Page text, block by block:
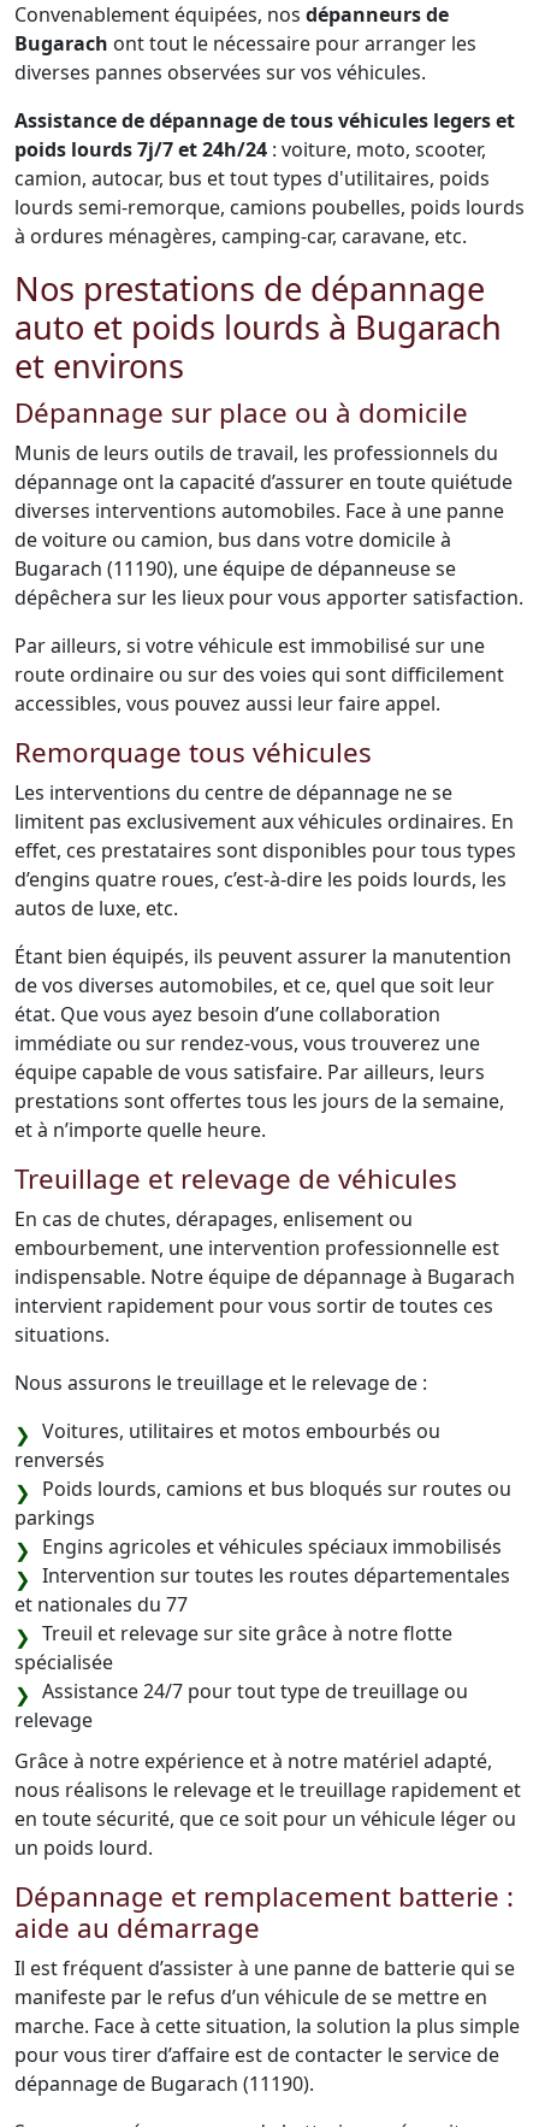
Convenablement équipées, nos dépanneurs de
Bugarach ont tout le nécessaire pour arranger les
diverses pannes observées sur vos véhicules.
Assistance de dépannage de tous véhicules legers et
poids lourds 7j/7 et 24h/24 : voiture, moto, scooter,
camion, autocar, bus et tout types d'utilitaires, poids
lourds semi-remorque, camions poubelles, poids lourds
à ordures ménagères, camping-car, caravane, etc.
Nos prestations de dépannage
auto et poids lourds à Bugarach
et environs
Dépannage sur place ou à domicile
Munis de leurs outils de travail, les professionnels du
dépannage ont la capacité d’assurer en toute quiétude
diverses interventions automobiles. Face à une panne
de voiture ou camion, bus dans votre domicile à
Bugarach (11190), une équipe de dépanneuse se
dépêchera sur les lieux pour vous apporter satisfaction.
Par ailleurs, si votre véhicule est immobilisé sur une
route ordinaire ou sur des voies qui sont difficilement
accessibles, vous pouvez aussi leur faire appel.
Remorquage tous véhicules
Les interventions du centre de dépannage ne se
limitent pas exclusivement aux véhicules ordinaires. En
effet, ces prestataires sont disponibles pour tous types
d’engins quatre roues, c’est-à-dire les poids lourds, les
autos de luxe, etc.
Étant bien équipés, ils peuvent assurer la manutention
de vos diverses automobiles, et ce, quel que soit leur
état. Que vous ayez besoin d’une collaboration
immédiate ou sur rendez-vous, vous trouverez une
équipe capable de vous satisfaire. Par ailleurs, leurs
prestations sont offertes tous les jours de la semaine,
et à n’importe quelle heure.
Treuillage et relevage de véhicules
En cas de chutes, dérapages, enlisement ou
embourbement, une intervention professionnelle est
indispensable. Notre équipe de dépannage à Bugarach
intervient rapidement pour vous sortir de toutes ces
situations.
Nous assurons le treuillage et le relevage de :
Voitures, utilitaires et motos embourbés ou
renversés
Poids lourds, camions et bus bloqués sur routes ou
parkings
Engins agricoles et véhicules spéciaux immobilisés
Intervention sur toutes les routes départementales
et nationales du 77
Treuil et relevage sur site grâce à notre flotte
spécialisée
Assistance 24/7 pour tout type de treuillage ou
relevage
Grâce à notre expérience et à notre matériel adapté,
nous réalisons le relevage et le treuillage rapidement et
en toute sécurité, que ce soit pour un véhicule léger ou
un poids lourd.
Dépannage et remplacement batterie :
aide au démarrage
Il est fréquent d’assister à une panne de batterie qui se
manifeste par le refus d’un véhicule de se mettre en
marche. Face à cette situation, la solution la plus simple
pour vous tirer d’affaire est de contacter le service de
dépannage de Bugarach (11190).